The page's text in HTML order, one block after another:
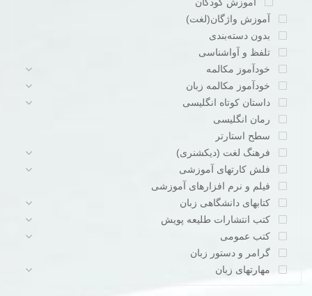
اموزش کودکان
آموزش واژگان(لغت)
بدون دسته‌بندی
تلفظ و آواشناسی
خودآموز مکالمه
خودآموز مکالمه زبان
داستان کوتاه انگلیسی
رمان انگلیسی
سطح استارتر
فرهنگ لغت (دیکشنری)
فلش کارتهای آموزشی
فیلم و نرم افزارهای آموزشی
کتابهای دانشگاهی زبان
کتب انتشارات طلیعه پویش
کتب عمومی
گرامر و دستور زبان
مهارتهای زبان